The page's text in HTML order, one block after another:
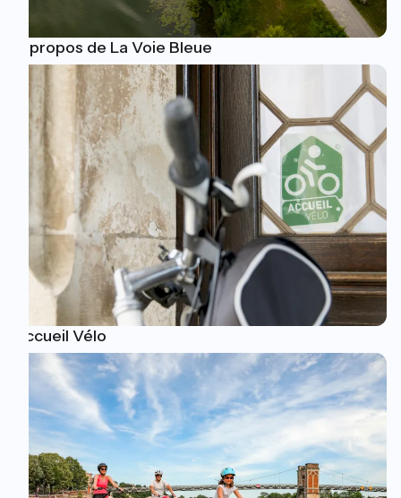
A propos de La Voie Bleue
Accueil Vélo